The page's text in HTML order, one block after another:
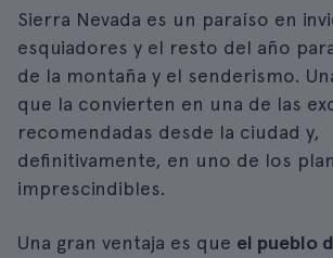
Sierra Nevada es un paraíso en
esquiadores y el resto del año
de la montaña y el senderismo.
que la convierten en una de las
recomendadas desde la ciudad y,
definitivamente, en uno de los
imprescindibles.
Una gran ventaja es que el pueblo